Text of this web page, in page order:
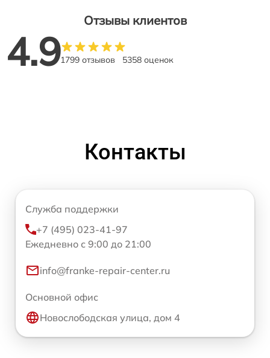
Отзывы клиентов
4.91799 отзывов 5358 оценок
Контакты
Служба поддержки
+7 (495) 023-41-97
Ежедневно с 9:00 до 21:00
info@franke-repair-center.ru
Основной офис
Новослободская улица, дом 4